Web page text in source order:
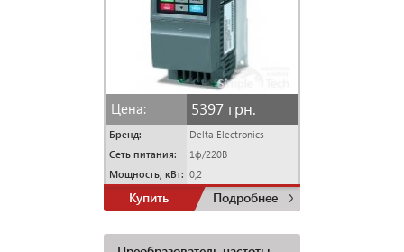
Цена: 5397 грн.
Бренд: Delta Electronics
Сеть питания: 1ф/220В
Мощность, кВт: 0,2
Купить Подробнее